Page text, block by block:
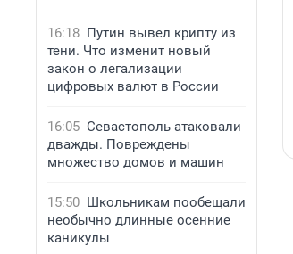
16:18 Путин вывел крипту из
тени. Что изменит новый
закон о легализации
цифровых валют в России
16:05 Севастополь атаковали
дважды. Повреждены
множество домов и машин
15:50 Школьникам пообещали
необычно длинные осенние
каникулы